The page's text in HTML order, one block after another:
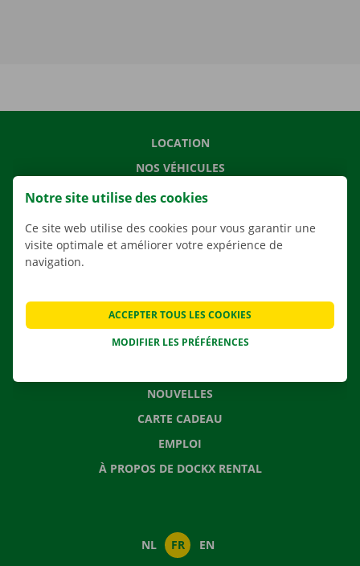
LOCATION
NOS VÉHICULES
NOS SERVICES
APPLI
CONTACTEZ NOUS
NOUVELLES
CARTE CADEAU
EMPLOI
À PROPOS DE DOCKX RENTAL
NL FR EN
Notre site utilise des cookies
Ce site web utilise des cookies pour vous garantir une
visite optimale et améliorer votre expérience de
navigation.
MODIFIER LES PRÉFÉRENCES
ACCEPTER TOUS LES COOKIES